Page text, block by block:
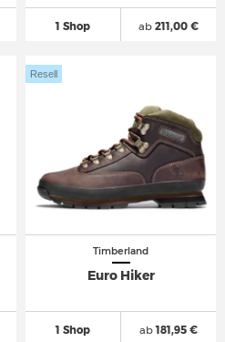
1 Shop ab211,00 €
Timberland
Euro Hiker
1 Shop
Resell
ab181,95 €